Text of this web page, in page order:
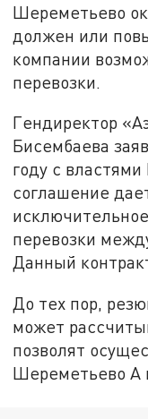
Шереметьево
должен или
компании
перевозки.
Гендиректор
Бисембаева
году с
соглашение
перевозки
Данный
До тех пор,
может
позволят
Шереметьево А